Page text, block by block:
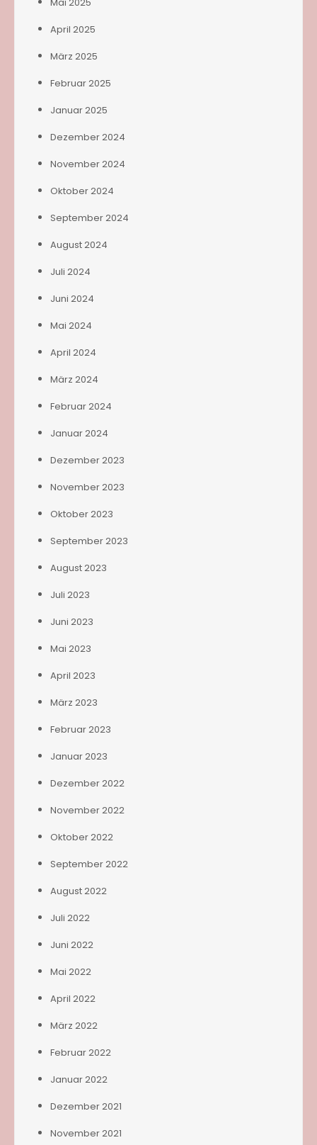
April 2025
März 2025
Februar 2025
Januar 2025
Dezember 2024
November 2024
Oktober 2024
September 2024
August 2024
Juli 2024
Juni 2024
Mai 2024
April 2024
März 2024
Februar 2024
Januar 2024
Dezember 2023
November 2023
Oktober 2023
September 2023
August 2023
Juli 2023
Juni 2023
Mai 2023
April 2023
März 2023
Februar 2023
Januar 2023
Dezember 2022
November 2022
Oktober 2022
September 2022
August 2022
Juli 2022
Juni 2022
Mai 2022
April 2022
März 2022
Februar 2022
Januar 2022
Dezember 2021
November 2021